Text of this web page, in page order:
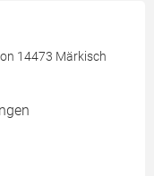
14473 Märkisch